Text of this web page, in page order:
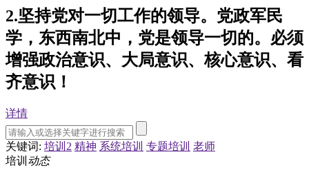
2.坚持党对一切工作的领导。党政军民
学，东西南北中，党是领导一切的。必须
增强政治意识、大局意识、核心意识、看
齐意识！
详情
关键词: 培训2 精神 系统培训 专题培训 老师
培训 动态